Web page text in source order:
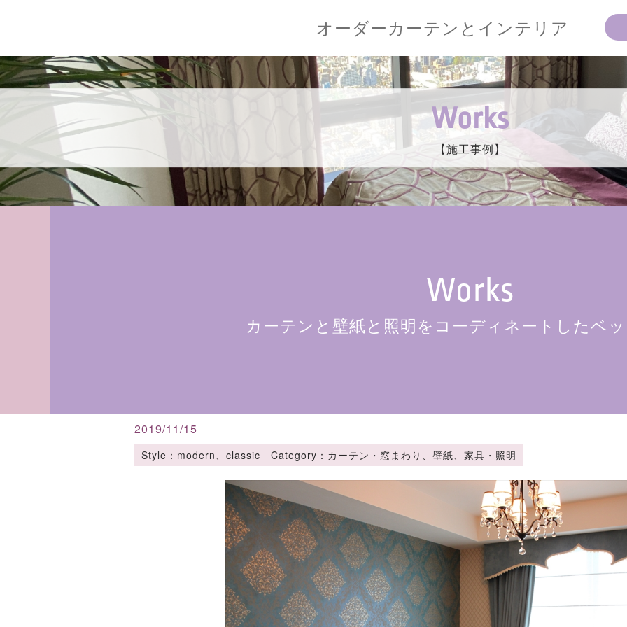
オーダーカーテンとインテリア
Works
【施工事例】
Works
カーテンと壁紙と照明をコーディネートしたベ
2019/11/15
Style：modern、classic Category：カーテン・窓まわり、壁紙、家具・照明